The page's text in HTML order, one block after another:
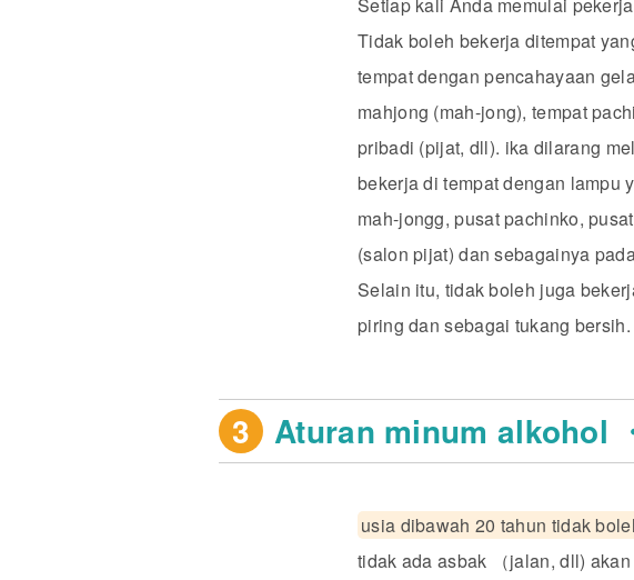
Tidak boleh bekerja ditempat
tempat dengan pencahayaan
mahjong (mah-jong), tempat
pribadi (pijat, dll). ika dilarang
bekerja di tempat dengan lampu
mah-jongg, pusat pachinko,
(salon pijat) dan sebagainya
Selain itu, tidak boleh juga
piring dan sebagai tukang bersih.
3 Aturan minum alkohol
usia dibawah 20 tahun tidak
tidak ada asbak （jalan, dll)